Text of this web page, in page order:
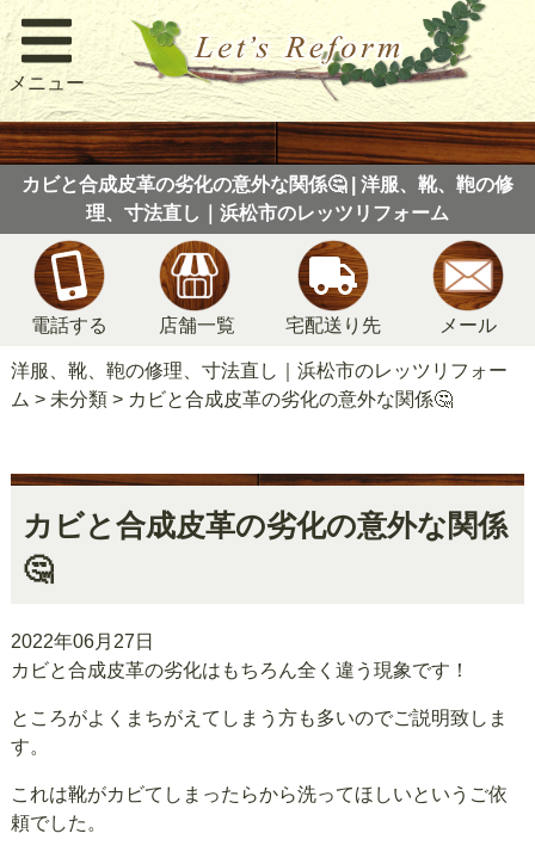
メニュー
カビと合成皮革の劣化の意外な関係🤔 | 洋服、靴、鞄の修
理、寸法直し｜浜松市のレッツリフォーム
電話する 店舗一覧 宅配送り先 メール
洋服、靴、鞄の修理、寸法直し｜浜松市のレッツリフォー
ム > 未分類> カビと合成皮革の劣化の意外な関係🤔
カビと合成皮革の劣化の意外な関係
🤔
2022年06月27日
カビと合成皮革の劣化はもちろん全く違う現象です！
ところがよくまちがえてしまう方も多いのでご説明致しま
す。
これは靴がカビてしまったらから洗ってほしいというご依
頼でした。